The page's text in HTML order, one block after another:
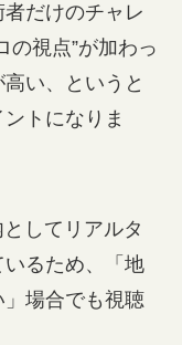
だけのチャレ
の視点”が加わっ
い、というと
トになりま
してリアルタ
るため、「地
場合でも視聴